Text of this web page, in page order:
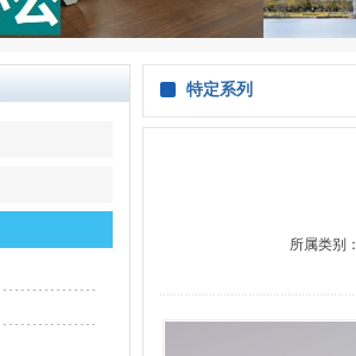
特定系列
所属类别：